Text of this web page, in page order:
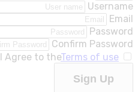
Username
Email
Password
Confirm Password
I Agree to theTerms of use ?
Sign Up